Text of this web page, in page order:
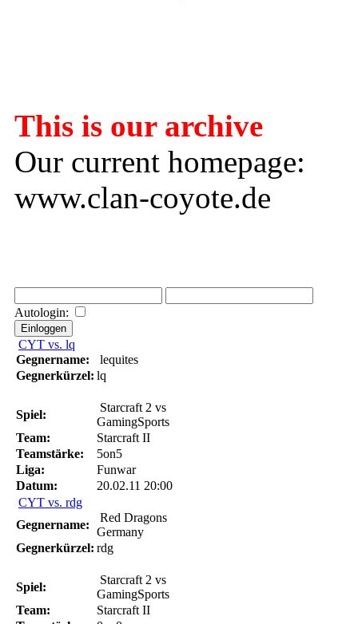
This is our archive
Our current homepage:
www.clan-coyote.de
Autologin:
CYT vs. lq
Gegnername:
lequites
Gegnerkürzel: lq
Spiel:
Starcraft 2 vs
GamingSports
Team:
Starcraft II
Teamstärke:
5on5
Liga:
Funwar
Datum:
20.02.11 20:00
CYT vs. rdg
Gegnername:
Red Dragons
Germany
Gegnerkürzel: rdg
Spiel:
Starcraft 2 vs
GamingSports
Team:
Starcraft II